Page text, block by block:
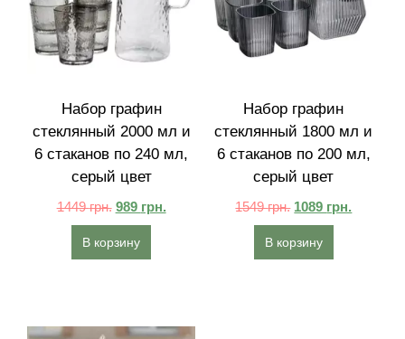
Набор графин
стеклянный 2000 мл и
6 стаканов по 240 мл,
серый цвет
1449грн. 989 грн.
В корзину
Набор графин
стеклянный 1800 мл и
6 стаканов по 200 мл,
серый цвет
1549грн. 1089 грн.
В корзину